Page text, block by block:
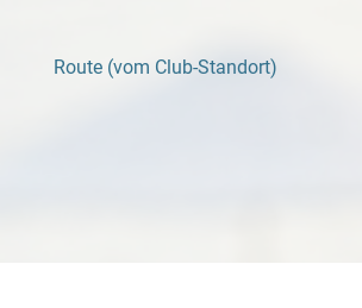
Route (vom Club-Standort)